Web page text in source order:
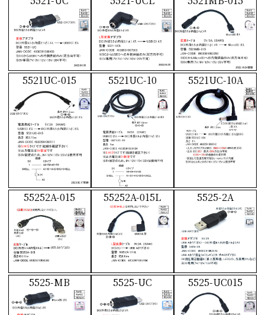
5521UC-015 5521UC-10 5521UC-10A
55252A-015 55252A-015L 5525-2A
5525-MB 5525-UC 5525-UC015